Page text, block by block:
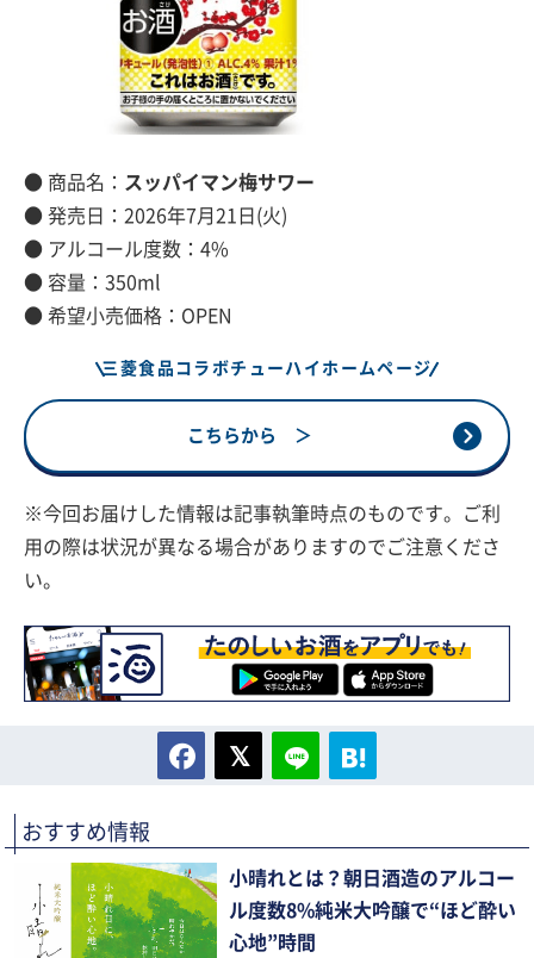
● 商品名： スッパイマン梅サワー
● 発売日：2026年7月21日(火)
● アルコール度数：4%
● 容量：350ml
● 希望小売価格：OPEN
三菱食品コラボチューハイホームページ
こちらから ＞
※今回お届けした情報は記事執筆時点のものです。ご利
用の際は状況が異なる場合がありますのでご注意くださ
い。
おすすめ情報
小晴れとは？朝日酒造のアルコー
ル度数8%純米大吟醸で“ほど酔い
心地”時間